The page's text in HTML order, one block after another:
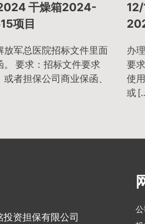
干燥箱2024-
项目
放军总医院招标文件里面
。 要求：招标文件要求
者担保公司商业保函、
办
要
使
或
资担保有限公司